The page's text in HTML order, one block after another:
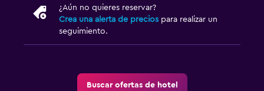
¿Aún no quieres reservar?
Crea una alerta de precios para realizar un
seguimiento.
Buscar ofertas de hotel